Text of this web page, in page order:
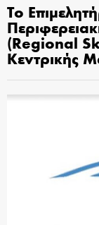
Το
(Regional
Κεντρικής